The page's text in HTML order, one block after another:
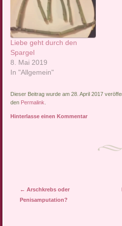
Liebe geht durch den
Spargel
8. Mai 2019
In "Allgemein"
Dieser Beitrag wurde am 28. April 2017
den Permalink
Hinterlasse einen Kommentar
Artikel-Navigation
← Arschkrebs oder
Penisamputation?